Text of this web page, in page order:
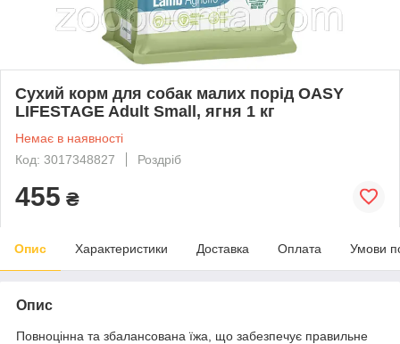
Сухий корм для собак малих порід OASY
LIFESTAGE Adult Small, ягня 1 кг
Немає в наявності
Код: 3017348827
Роздріб
455 ₴
Опис Характеристики Доставка Оплата Умови
Опис
Повноцінна та збалансована їжа, що забезпечує правильне